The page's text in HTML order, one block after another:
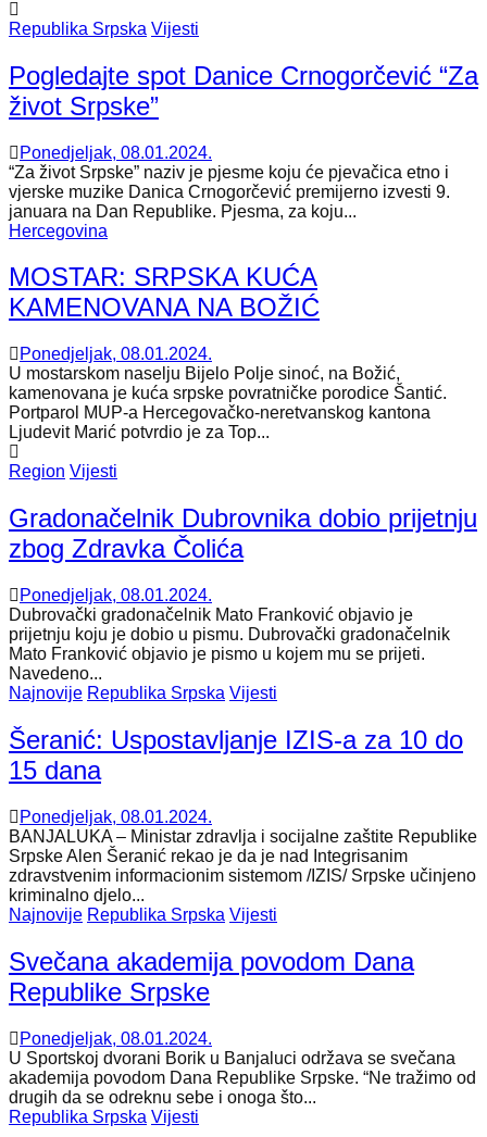
Republika Srpska Vijesti
Pogledajte spot Danice Crnogorčević “Za
život Srpske”
Ponedjeljak, 08.01.2024.
“Za život Srpske” naziv je pjesme koju će pjevačica etno i
vjerske muzike Danica Crnogorčević premijerno izvesti 9.
januara na Dan Republike. Pjesma, za koju...
Hercegovina
MOSTAR: SRPSKA KUĆA
KAMENOVANA NA BOŽIĆ
Ponedjeljak, 08.01.2024.
U mostarskom naselju Bijelo Polje sinoć, na Božić,
kamenovana je kuća srpske povratničke porodice Šantić.
Portparol MUP-a Hercegovačko-neretvanskog kantona
Ljudevit Marić potvrdio je za Top...
Region Vijesti
Gradonačelnik Dubrovnika dobio prijetnju
zbog Zdravka Čolića
Ponedjeljak, 08.01.2024.
Dubrovački gradonačelnik Mato Franković objavio je
prijetnju koju je dobio u pismu. Dubrovački gradonačelnik
Mato Franković objavio je pismo u kojem mu se prijeti.
Navedeno...
Najnovije Republika Srpska Vijesti
Šeranić: Uspostavljanje IZIS-a za 10 do
15 dana
Ponedjeljak, 08.01.2024.
BANJALUKA – Ministar zdravlja i socijalne zaštite Republike
Srpske Alen Šeranić rekao je da je nad Integrisanim
zdravstvenim informacionim sistemom /IZIS/ Srpske učinjeno
kriminalno djelo...
Najnovije Republika Srpska Vijesti
Svečana akademija povodom Dana
Republike Srpske
Ponedjeljak, 08.01.2024.
U Sportskoj dvorani Borik u Banjaluci održava se svečana
akademija povodom Dana Republike Srpske. “Ne tražimo od
drugih da se odreknu sebe i onoga što...
Republika Srpska Vijesti